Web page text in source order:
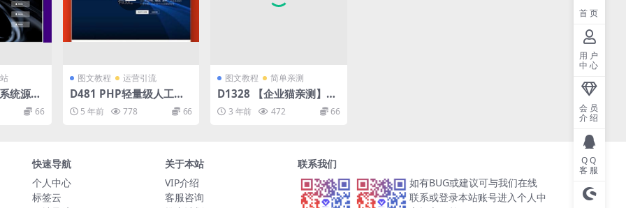
统源码
+ Vu66
图文教程 运营引流
D481 PHP轻量级人工在
线客服系统源码 自适应手
机移动端
5 年前 778 66
图文教程 简单亲测
D1328 【企业猫亲测】白
茶情人节表白网制作源码
3 年前 472 66
快速导航
个人中心
标签云
关于本站
VIP介绍
客服咨询
联系我们
如有BUG或建议可与我们在线
联系或登录本站账号进入个人中
首页
用户
中心
会员
介绍
QQ
客服